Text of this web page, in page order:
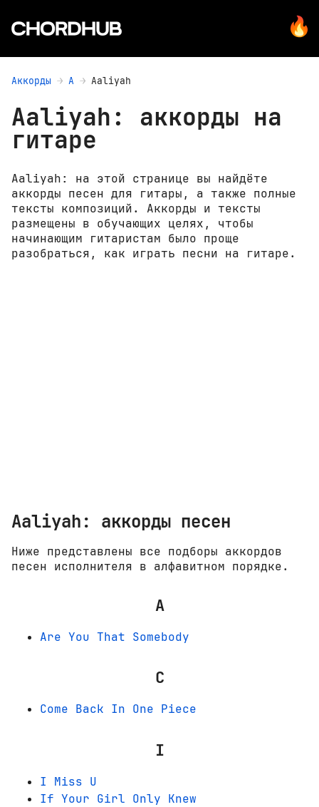
Аккорды A Aaliyah
Aaliyah: аккорды на
гитаре
Aaliyah: на этой странице вы найдёте
аккорды песен для гитары, а также полные
тексты композиций. Аккорды и тексты
размещены в обучающих целях, чтобы
начинающим гитаристам было проще
разобраться, как играть песни на гитаре.
Aaliyah: аккорды песен
Ниже представлены все подборы аккордов
песен исполнителя в алфавитном порядке.
A
Are You That Somebody
C
Come Back In One Piece
I
I Miss U
If Your Girl Only Knew